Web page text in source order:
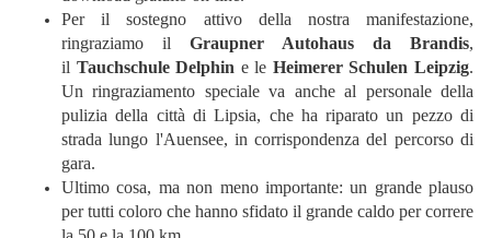
Per il sostegno attivo della nostra manifestazione,
ringraziamo il Graupner Autohaus da Brandis,
il Tauchschule Delphin e le Heimerer Schulen Leipzig.
Un ringraziamento speciale va anche al personale della
pulizia della città di Lipsia, che ha riparato un pezzo di
strada lungo l'Auensee, in corrispondenza del percorso di
gara.
Ultimo cosa, ma non meno importante: un grande plauso
per tutti coloro che hanno sfidato il grande caldo per correre